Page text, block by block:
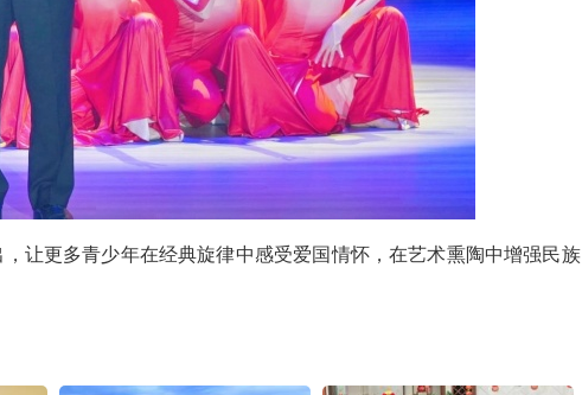
让更多青少年在经典旋律中感受爱国情怀，在艺术熏陶中增强民族